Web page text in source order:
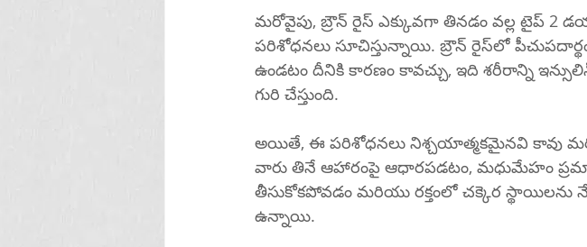
మరోవైపు, బ్రౌన్ రైస్ ఎక్కువగా తినడం వల్ల టైప్ 2
పరిశోధనలు సూచిస్తున్నాయి. బ్రౌన్ రైస్‌లో పీచుపదార్థం ఎక్కువగా ఉండటం మరియు తక్కువ GI కంటెంట్
ఉండటం దీనికి కారణం కావచ్చు, ఇది శరీరాన్ని ఇన్సులిన్‌కు మరింత సున్నితంగా మరియు తక్కువ
గురి చేస్తుంది.
అయితే, ఈ పరిశోధనలు నిశ్చయాత్మకమైనవి కావు
వారు తినే ఆహారంపై ఆధారపడటం, మధుమేహం
తీసుకోకపోవడం మరియు రక్తంలో చక్కెర
ఉన్నాయి.